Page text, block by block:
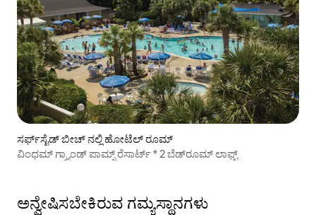
ಸರ್ಫ್‌ಸೈಡ್ ಬೀಚ್ ನಲ್ಲಿ ಹೋಟೆಲ್ ರೂಮ್
ವಿಂಧಮ್ ಗ್ರ್ಯಾಂಡ್ ಪಾಮ್ಸ್ ರೆಸಾರ್ಟ್ * 2 ಬೆಡ್‌ರೂಮ್ ಲಾಫ್ಟ್
ಅನ್ವೇಷಿಸಬೇಕಿರುವ ಗಮ್ಯಸ್ಥಾನಗಳು